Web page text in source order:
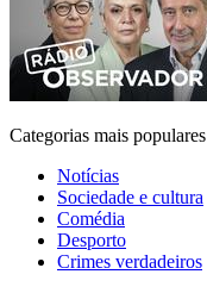
Categorias mais populares
Notícias
Sociedade e cultura
Comédia
Desporto
Crimes verdadeiros